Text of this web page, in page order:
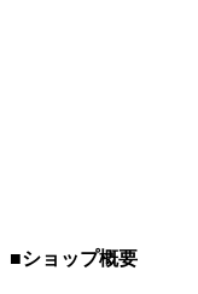
■ショップ概要